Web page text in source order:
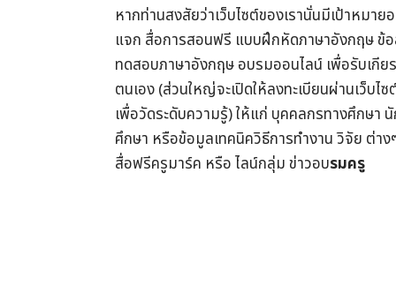
หากท่านสงสัยว่าเว็บไซต์ของเรานั่นมีเป้าหมาย
แจก สื่อการสอนฟรี แบบฝึกหัดภาษาอังกฤษข้
ทดสอบภาษาอังกฤษอบรมออนไลน์ เพื่อรับเกี
ตนเอง (ส่วนใหญ่จะเปิดให้ลงทะเบียนผ่านเว็บ
เพื่อวัดระดับความรู้) ให้แก่ บุคคลกรทางศึกษา
ศึกษา หรือข้อมูลเทคนิควิธีการทำงาน วิจัย ต่า
สื่อฟรีครูมาร์ค หรือ ไลน์กลุ่มข่าวอบรมครู